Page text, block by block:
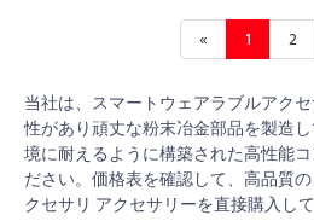
« 1 2
当社は、スマートウェアラブルアク
性があり頑丈な粉末冶金部品を製造
境に耐えるように構築された高性能
ださい。価格表を確認して、高品質
クセサリ アクセサリーを直接購入して